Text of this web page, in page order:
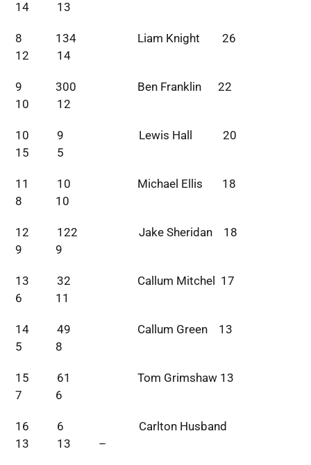
14 13
8 134 Liam Knight 26
12 14
9 300 Ben Franklin 22
10 12
10 9 Lewis Hall 20
15 5
11 10 Michael Ellis 18
8 10
12 122 Jake Sheridan 18
9 9
13 32 Callum Mitchel 17
6 11
14 49 Callum Green 13
5 8
15 61 Tom Grimshaw 13
7 6
16 6 Carlton Husband
13 13 –